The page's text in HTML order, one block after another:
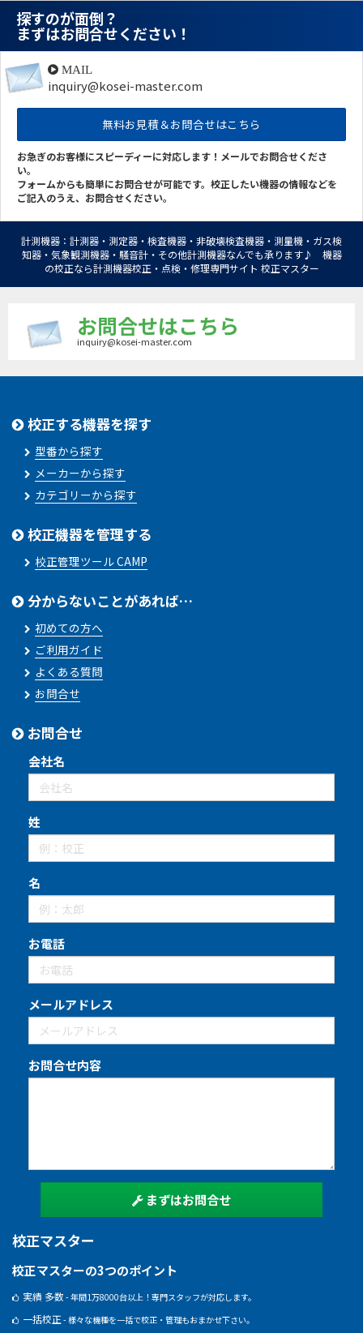
探すのが面倒？
まずはお問合せください！
MAIL
inquiry@kosei-master.com
無料お見積＆お問合せはこちら
お急ぎのお客様にスピーディーに対応します！メールでお問合せくださ
い。
フォームからも簡単にお問合せが可能です。校正したい機器の情報などを
ご記入のうえ、お問合せください。
計測機器：計測器・測定器・検査機器・非破壊検査機器・測量機・ガス検
知器・気象観測機器・騒音計・その他計測機器なんでも承ります♪ 機器
の校正なら計測機器校正・点検・修理専門サイト 校正マスター
お問合せはこちら
inquiry@kosei-master.com
校正する機器を探す
型番から探す
メーカーから探す
カテゴリーから探す
校正機器を管理する
校正管理ツール CAMP
分からないことがあれば…
初めての方へ
ご利用ガイド
よくある質問
お問合せ
お問合せ
会社名
姓
名
お電話
メールアドレス
お問合せ内容
まずはお問合せ
校正マスター
校正マスターの3つのポイント
実績 多数- 年間1万8000台以上！専門スタッフが対応します。
一括校正 - 様々な機種を一括で校正・管理もおまかせ下さい。